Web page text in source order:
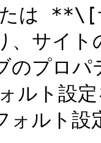
は **\[
、サイ
のプロ
ルト設
ォルト